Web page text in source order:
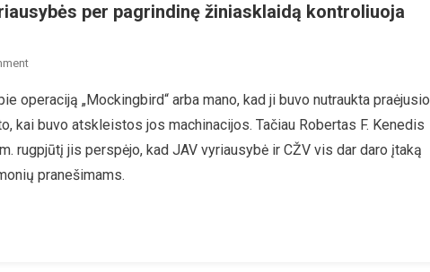
per pagrindinę žiniasklaidą kontroliuoja
On
Slaptosios
Tarnybos
Ir
Per
operaciją „Mockingbird“ arba mano, kad ji buvo nutraukta praėjusio
kai buvo atskleistos jos machinacijos. Tačiau Robertas F. Kenedis
rugpjūtį jis perspėjo, kad JAV vyriausybė ir CŽV vis dar daro įtaką
pranešimams.